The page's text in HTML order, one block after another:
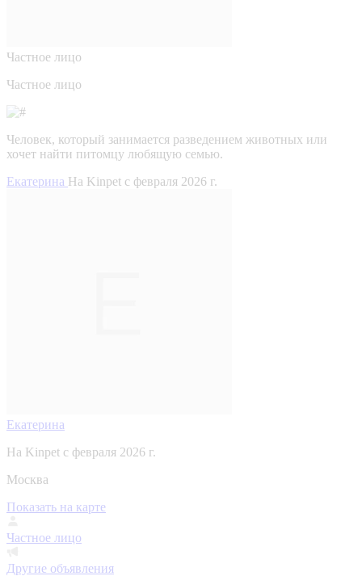
Частное лицо
Частное лицо
Человек, который занимается разведением животных или
хочет найти питомцу любящую семью.
Екатерина На Kinpet c февраля 2026 г.
Екатерина
На Kinpet c февраля 2026 г.
Москва
Показать на карте
Частное лицо
Другие объявления